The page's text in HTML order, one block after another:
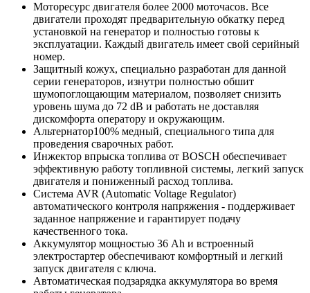
Моторесурс двигателя более 2000 моточасов. Все
двигатели проходят предварительную обкатку перед
установкой на генератор и полностью готовы к
эксплуатации. Каждый двигатель имеет свой серийный
номер.
Защитный кожух, специально разработан для данной
серии генераторов, изнутри полностью обшит
шумопоглощающим материалом, позволяет снизить
уровень шума до 72 dB и работать не доставляя
дискомфорта оператору и окружающим.
Альтернатор100% медный, специального типа для
проведения сварочных работ.
Инжектор впрыска топлива от BOSCH обеспечивает
эффективную работу топливной системы, легкий запуск
двигателя и пониженный расход топлива.
Система AVR (Automatic Voltage Regulator)
автоматического контроля напряжения - поддерживает
заданное напряжение и гарантирует подачу
качественного тока.
Аккумулятор мощностью 36 Ah и встроенный
электростартер обеспечивают комфортный и легкий
запуск двигателя с ключа.
Автоматическая подзарядка аккумулятора во время